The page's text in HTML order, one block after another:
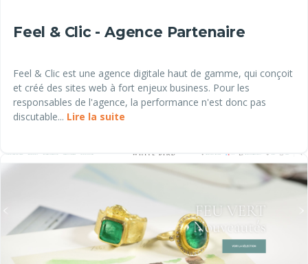
Feel & Clic - Agence Partenaire
Feel & Clic est une agence digitale haut de gamme, qui conçoit
et créé des sites web à fort enjeux business. Pour les
responsables de l'agence, la performance n'est donc pas
discutable... Lire la suite